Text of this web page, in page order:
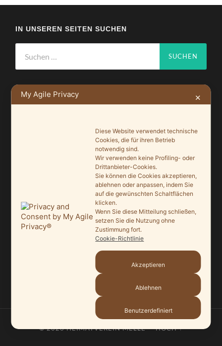
IN UNSEREN SEITEN SUCHEN
nach:
Ein Leuchtturmprojekt für mehr Artenvielfalt
Saisonauftakt nach Maß im Grönegau-Museum
Melle punktet beim „Tag des offenen Denkmals“
27. September 2025
Ein Schaufenster der Denkmalpflege
Mit vergrößertem Führungsteam in die Zukunft
© 2026HEIMATVEREIN MELLE —HOCH ↑
My Agile Privacy ✕
Diese Website verwendet technische
Cookies, die für ihren Betrieb
notwendig sind.
Wir verwenden keine Profiling- oder
Drittanbieter-Cookies.
Sie können die Cookies akzeptieren,
ablehnen oder anpassen, indem Sie
auf die gewünschten Schaltflächen
klicken.
Wenn Sie diese Mitteilung schließen,
setzen Sie die Nutzung ohne
Zustimmung fort.
Cookie-Richtlinie
Akzeptieren
Ablehnen
Benutzerdefiniert